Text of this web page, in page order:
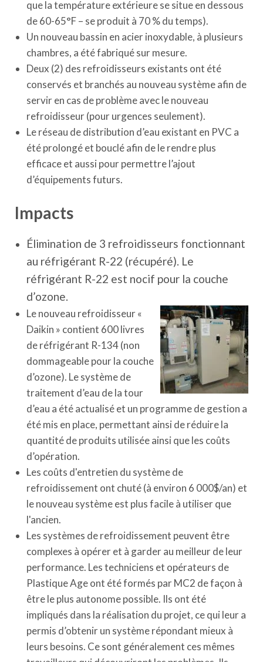
que la température extérieure se situe en dessous
de 60-65°F – se produit à 70 % du temps).
Un nouveau bassin en acier inoxydable, à plusieurs
chambres, a été fabriqué sur mesure.
Deux (2) des refroidisseurs existants ont été
conservés et branchés au nouveau système afin de
servir en cas de problème avec le nouveau
refroidisseur (pour urgences seulement).
Le réseau de distribution d’eau existant en PVC a
été prolongé et bouclé afin de le rendre plus
efficace et aussi pour permettre l’ajout
d’équipements futurs.
Impacts
Élimination de 3 refroidisseurs fonctionnant
au réfrigérant R-22 (récupéré). Le
réfrigérant R-22 est nocif pour la couche
d’ozone.
Le nouveau refroidisseur «
Daikin » contient 600 livres
de réfrigérant R-134 (non
dommageable pour la couche
d’ozone). Le système de
traitement d’eau de la tour
d’eau a été actualisé et un programme de gestion a
été mis en place, permettant ainsi de réduire la
quantité de produits utilisée ainsi que les coûts
d’opération.
Les coûts d'entretien du système de
refroidissement ont chuté (à environ 6 000$/an) et
le nouveau système est plus facile à utiliser que
l'ancien.
Les systèmes de refroidissement peuvent être
complexes à opérer et à garder au meilleur de leur
performance. Les techniciens et opérateurs de
Plastique Age ont été formés par MC2 de façon à
être le plus autonome possible. Ils ont été
impliqués dans la réalisation du projet, ce qui leur a
permis d’obtenir un système répondant mieux à
leurs besoins. Ce sont généralement ces mêmes